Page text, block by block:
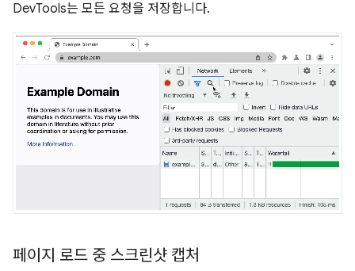
DevTools는 모든 요청을 저장합니다.
페이지 로드 중 스크린샷 캡처